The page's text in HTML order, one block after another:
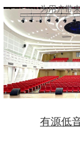
为用户带
有源低